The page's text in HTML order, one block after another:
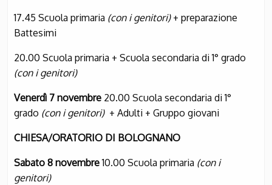
17.45 Scuola primaria (con i genitori) + preparazione
Battesimi
20.00 Scuola primaria + Scuola secondaria di 1° grado
(con i genitori)
Venerdì 7 novembre 20.00 Scuola secondaria di 1°
grado (con i genitori) + Adulti + Gruppo giovani
CHIESA/ORATORIO DI BOLOGNANO
Sabato 8 novembre10.00 Scuola primaria (con i
genitori)